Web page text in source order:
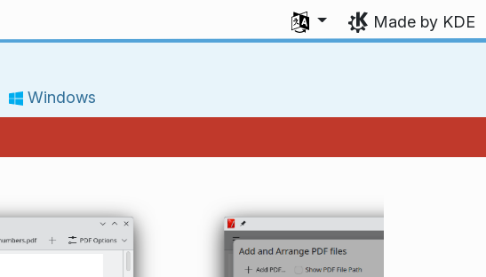
Select your language
Made by KDE
Windows